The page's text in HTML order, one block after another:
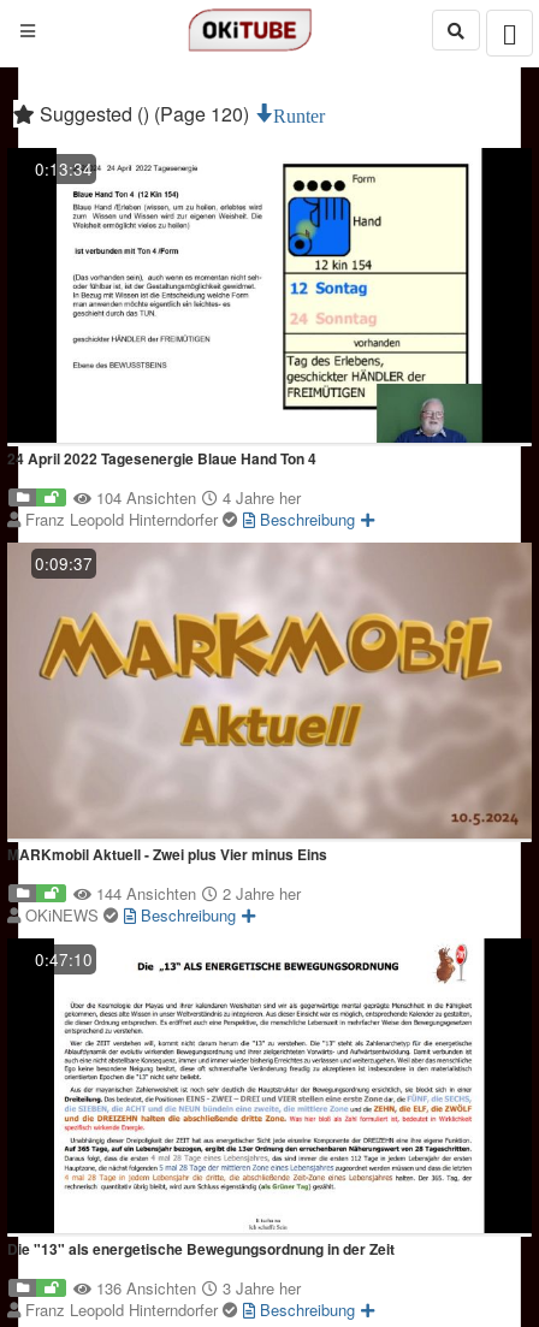
Suggested () (Page 120) Runter
0:13:34
24 April 2022 Tagesenergie Blaue Hand Ton 4
104 Ansichten
4 Jahre her
Franz Leopold Hinterndorfer
Beschreibung
0:09:37
MARKmobil Aktuell - Zwei plus Vier minus Eins
144 Ansichten
2 Jahre her
OKiNEWS
Beschreibung
0:47:10
Die "13" als energetische Bewegungsordnung in der Zeit
136 Ansichten
3 Jahre her
Franz Leopold Hinterndorfer
Beschreibung